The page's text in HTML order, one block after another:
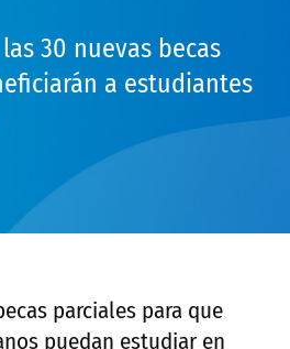
30 nuevas becas
a estudiantes
parciales para que
puedan estudiar en